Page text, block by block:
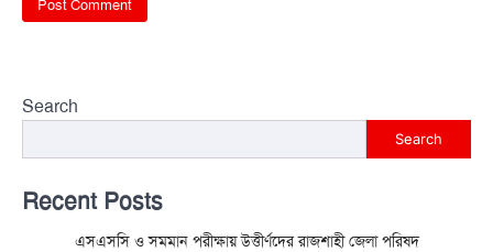
Search
Search
Recent Posts
এসএসসি ও সমমান পরীক্ষায় উত্তীর্ণদের রাজশাহী জেলা পরিষদ